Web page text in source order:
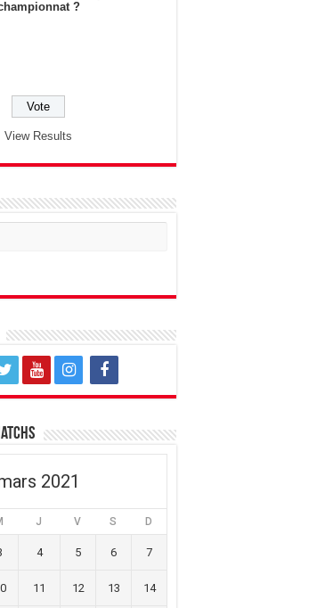
?
View Results
2021
J V S D
4 5 6 7
11 12 13 14